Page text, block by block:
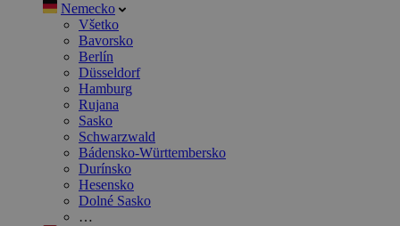
Nemecko
Všetko
Bavorsko
Berlín
Düsseldorf
Hamburg
Rujana
Sasko
Schwarzwald
Bádensko-Württembersko
Durínsko
Hesensko
Dolné Sasko
…